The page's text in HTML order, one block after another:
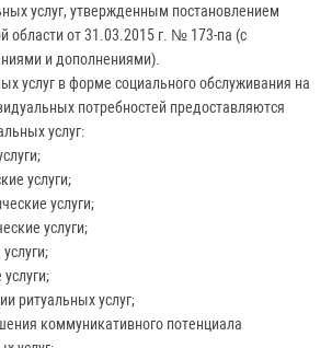
услуг, утвержденным постановлением
области от 31.03.2015 г. № 173-па (с
и дополнениями).
услуг в форме социального обслуживания на
потребностей предоставляются
услуг:
услуги;
услуги;
услуги;
ритуальных услуг;
коммуникативного потенциала